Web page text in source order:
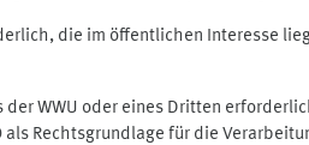
die im öffentlichen Interesse
WWU oder eines Dritten
Rechtsgrundlage für die